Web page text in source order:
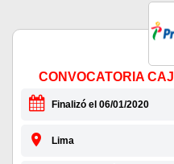
CONVOCATORIA
Finalizó el 06/01/2020
Lima